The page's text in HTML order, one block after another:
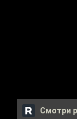
Смотри